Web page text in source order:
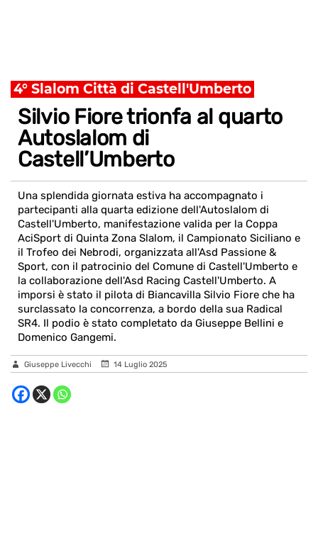
4° Slalom Città di Castell'Umberto
Silvio Fiore trionfa al quarto
Autoslalom di
Castell’Umberto
Una splendida giornata estiva ha accompagnato i
partecipanti alla quarta edizione dell'Autoslalom di
Castell'Umberto, manifestazione valida per la Coppa
AciSport di Quinta Zona Slalom, il Campionato Siciliano e
il Trofeo dei Nebrodi, organizzata all'Asd Passione &
Sport, con il patrocinio del Comune di Castell'Umberto e
la collaborazione dell'Asd Racing Castell'Umberto. A
imporsi è stato il pilota di Biancavilla Silvio Fiore che ha
surclassato la concorrenza, a bordo della sua Radical
SR4. Il podio è stato completato da Giuseppe Bellini e
Domenico Gangemi.
Giuseppe Livecchi 14 Luglio 2025